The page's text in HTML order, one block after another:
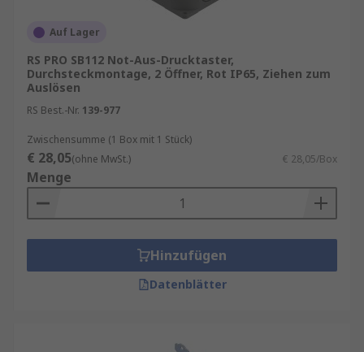
Auf Lager
RS PRO SB112 Not-Aus-Drucktaster,
Durchsteckmontage, 2 Öffner, Rot IP65, Ziehen zum
Auslösen
RS Best.-Nr. 139-977
Zwischensumme (1 Box mit 1 Stück)
€ 28,05(ohne MwSt.) € 28,05/Box
Menge
Hinzufügen
Datenblätter